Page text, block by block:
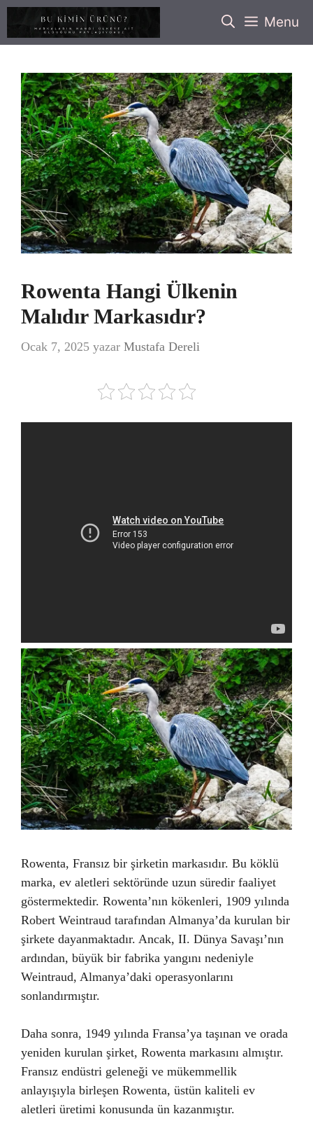
İçeriğe
Menu
Rowenta Hangi Ülkenin
Malıdır Markasıdır?
Ocak 7, 2025 yazar Mustafa Dereli
Rowenta, Fransız bir şirketin markasıdır. Bu köklü
marka, ev aletleri sektöründe uzun süredir faaliyet
göstermektedir. Rowenta’nın kökenleri, 1909 yılında
Robert Weintraud tarafından Almanya’da kurulan bir
şirkete dayanmaktadır. Ancak, II. Dünya Savaşı’nın
ardından, büyük bir fabrika yangını nedeniyle
Weintraud, Almanya’daki operasyonlarını
sonlandırmıştır.
Daha sonra, 1949 yılında Fransa’ya taşınan ve orada
yeniden kurulan şirket, Rowenta markasını almıştır.
Fransız endüstri geleneği ve mükemmellik
anlayışıyla birleşen Rowenta, üstün kaliteli ev
aletleri üretimi konusunda ün kazanmıştır.